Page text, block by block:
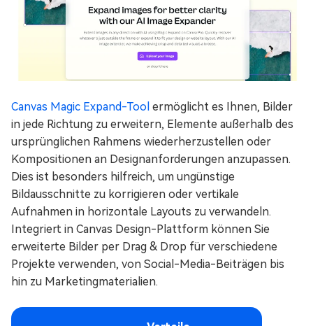
Canvas Magic Expand-Tool ermöglicht es Ihnen, Bilder
in jede Richtung zu erweitern, Elemente außerhalb des
ursprünglichen Rahmens wiederherzustellen oder
Kompositionen an Designanforderungen anzupassen.
Dies ist besonders hilfreich, um ungünstige
Bildausschnitte zu korrigieren oder vertikale
Aufnahmen in horizontale Layouts zu verwandeln.
Integriert in Canvas Design-Plattform können Sie
erweiterte Bilder per Drag & Drop für verschiedene
Projekte verwenden, von Social-Media-Beiträgen bis
hin zu Marketingmaterialien.